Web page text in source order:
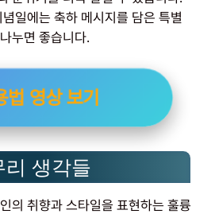
일에는 축하 메시지를 담은 특별
누면 좋습니다.
법 영상 보기
리 생각들
의 취향과 스타일을 표현하는 훌륭